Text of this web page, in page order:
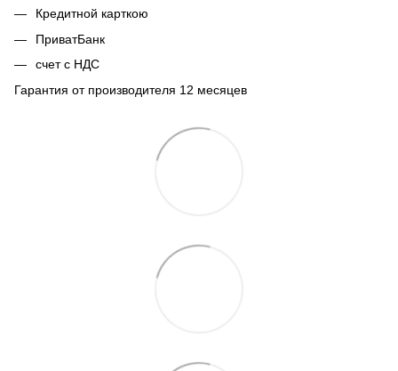
Кредитной карткою
ПриватБанк
счет с НДС
Гарантия от производителя 12 месяцев